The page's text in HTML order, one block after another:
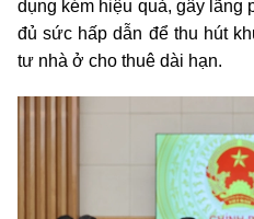
dụng kém hiệu quả, gây lãng
đủ sức hấp dẫn để thu hút
tư nhà ở cho thuê dài hạn.